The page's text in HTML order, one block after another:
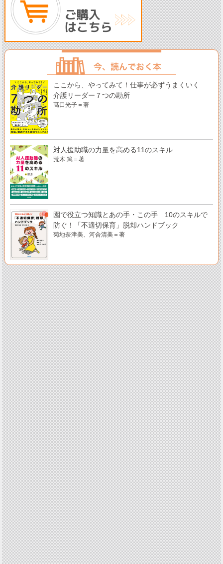
ここから、やってみて！仕事が必ずうまくいく
介護リーダー７つの勘所
髙口光子＝著
対人援助職の力量を高める11のスキル
荒木 篤＝著
園で役立つ知識とあの手・この手 10のスキルで
防ぐ！「不適切保育」脱却ハンドブック
菊地奈津美、河合清美＝著